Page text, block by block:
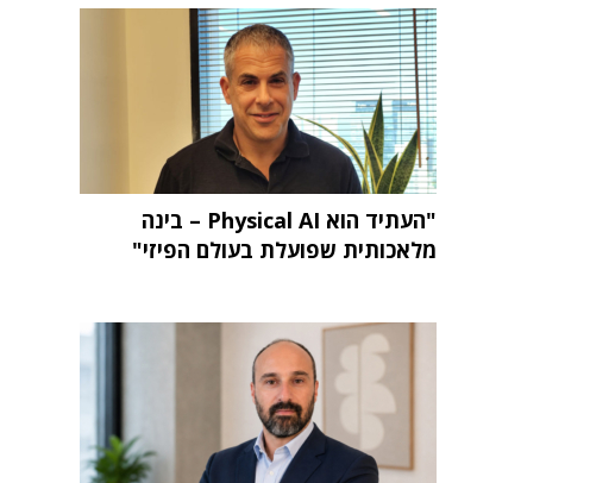
"העתיד הוא Physical AI – בינה
מלאכותית שפועלת בעולם הפיזי"